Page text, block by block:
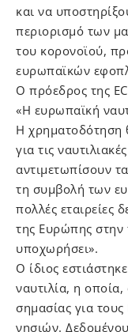
και να
περιορισμό των
του κορονοϊού,
ευρωπαϊκών
Ο πρόεδρος της
«Η ευρωπαϊκή
Η χρηματοδότηση
για τις
αντιμετωπίσουν
τη συμβολή των
πολλές εταιρείες
της Ευρώπης στην
υποχωρήσει».
O ίδιος
ναυτιλία, η οποία,
σημασίας για
νησιών. Δεδομένου